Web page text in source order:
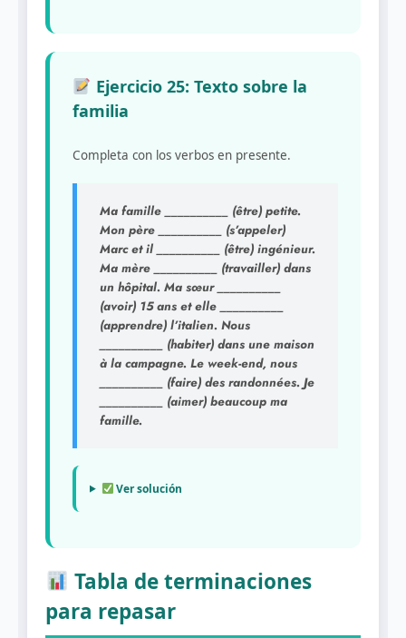
Ejercicio 25: Texto sobre la
familia
Completa con los verbos en presente.
Ma famille __________ (être) petite.
Mon père __________ (s’appeler)
Marc et il __________ (être) ingénieur.
Ma mère __________ (travailler) dans
un hôpital. Ma sœur __________
(avoir) 15 ans et elle __________
(apprendre) l’italien. Nous
__________ (habiter) dans une maison
à la campagne. Le week-end, nous
__________ (faire) des randonnées. Je
__________ (aimer) beaucoup ma
famille.
Ver solución
Tabla de terminaciones
para repasar